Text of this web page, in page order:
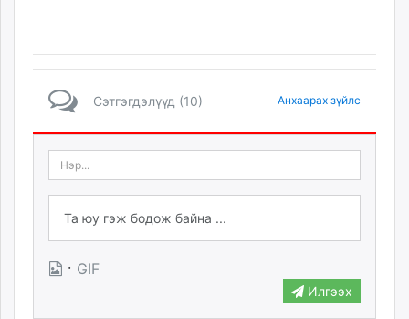
Сэтгэгдэлүүд (10) Анхаарах зүйлс
· GIF
Илгээх